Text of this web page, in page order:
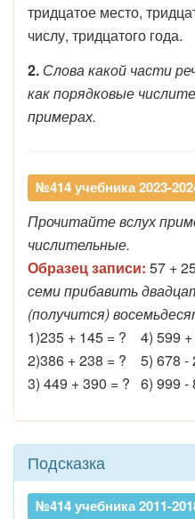
тридцатое место,
числу, тридцатого года.
2. Слова какой части
как порядковые
примерах.
№414 учебника 2023-
Прочитайте вслух
числительные.
Образец записи: 57 +
семи прибавить
(получится)
1)235 + 145 = ? 4) 599 +
2)386 + 238 = ? 5) 678 -
3) 449 + 390 = ? 6) 999 -
Подсказка
№414 учебника 2011-